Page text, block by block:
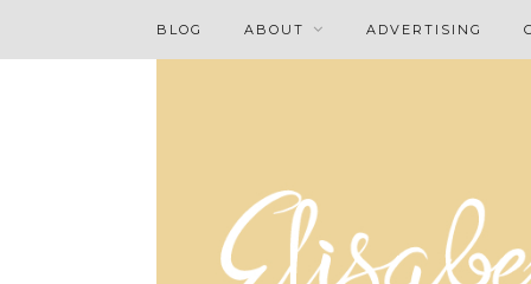
BLOG ABOUT ADVERTISING